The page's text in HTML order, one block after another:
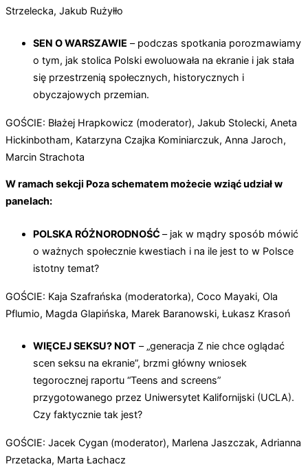
Strzelecka, Jakub Rużyłło
SEN O WARSZAWIE – podczas spotkania porozmawiamy
o tym, jak stolica Polski ewoluowała na ekranie i jak stała
się przestrzenią społecznych, historycznych i
obyczajowych przemian.
GOŚCIE: Błażej Hrapkowicz (moderator), Jakub Stolecki, Aneta
Hickinbotham, Katarzyna Czajka Kominiarczuk, Anna Jaroch,
Marcin Strachota
W ramach sekcji Poza schematem możecie wziąć udział w
panelach:
POLSKA RÓŻNORODNOŚĆ – jak w mądry sposób mówić
o ważnych społecznie kwestiach i na ile jest to w Polsce
istotny temat?
GOŚCIE: Kaja Szafrańska (moderatorka), Coco Mayaki, Ola
Pflumio, Magda Glapińska, Marek Baranowski, Łukasz Krasoń
WIĘCEJ SEKSU? NOT – „generacja Z nie chce oglądać
scen seksu na ekranie”, brzmi główny wniosek
tegorocznej raportu “Teens and screens”
przygotowanego przez Uniwersytet Kalifornijski (UCLA).
Czy faktycznie tak jest?
GOŚCIE: Jacek Cygan (moderator), Marlena Jaszczak, Adrianna
Przetacka, Marta Łachacz